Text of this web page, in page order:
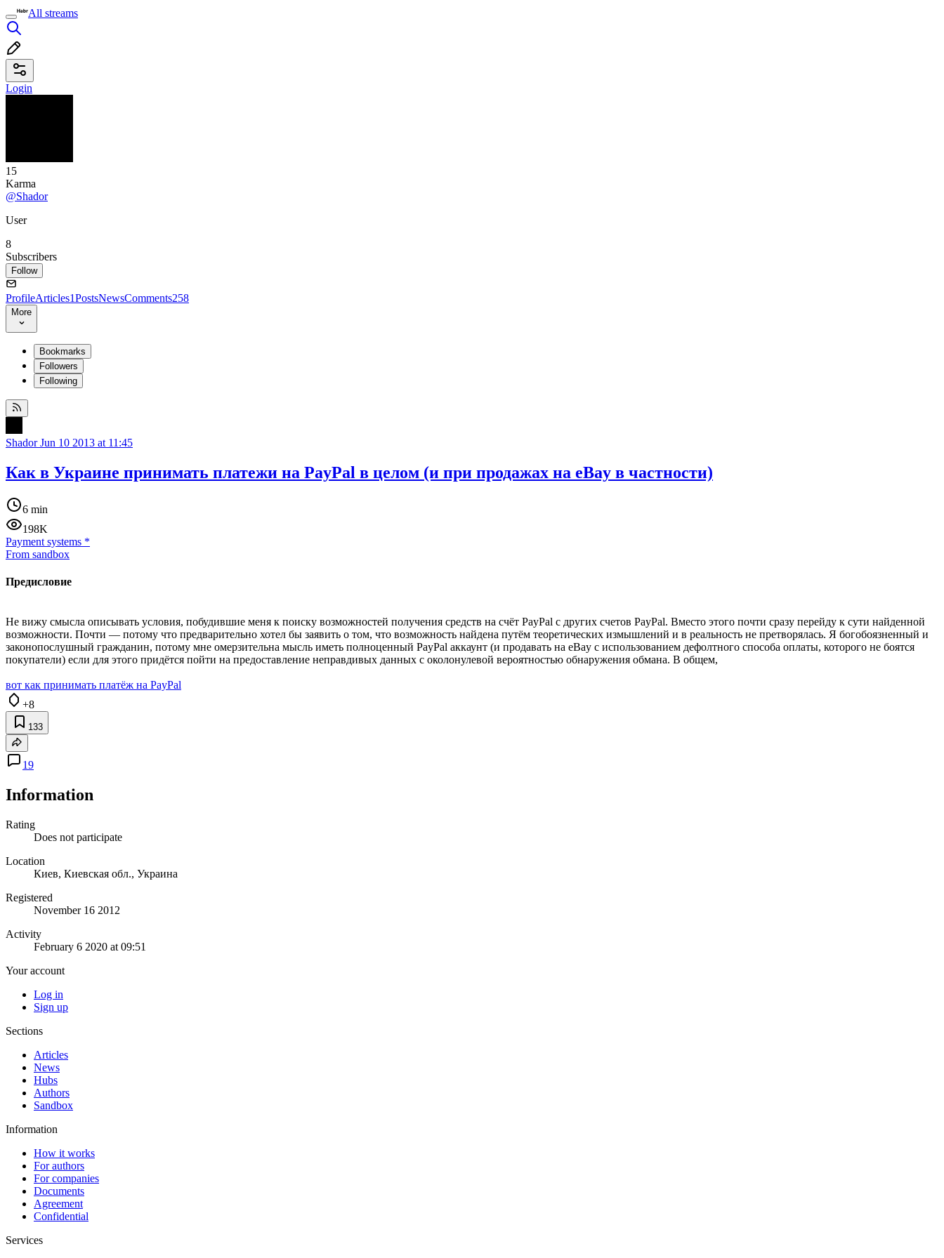
All streams
Login
15
Karma
@Shador
User
8
Subscribers
Follow
ProfileArticles1PostsNewsComments258
More
Bookmarks
Followers
Following
ShadorJun 10 2013 at 11:45
Как в Украине принимать платежи на PayPal в целом (и при продажах на eBay в частности)
6 min
198K
Payment systems *
From sandbox
Предисловие
Не вижу смысла описывать условия, побудившие меня к поиску возможностей получения средств на счёт PayPal с других счетов PayPal. Вместо этого почти сразу перейду к сути найденной
возможности. Почти — потому что предварительно хотел бы заявить о том, что возможность найдена путём теоретических измышлений и в реальность не претворялась. Я богобоязненный и
законопослушный гражданин, потому мне омерзительна мысль иметь полноценный PayPal аккаунт (и продавать на eBay с использованием дефолтного способа оплаты, которого не боятся
покупатели) если для этого придётся пойти на предоставление неправдивых данных с околонулевой вероятностью обнаружения обмана. В общем,
вот как принимать платёж на PayPal
+8
133
19
Information
Rating
Does not participate
Location
Киев, Киевская обл., Украина
Registered
November 16 2012
Activity
February 6 2020 at 09:51
Your account
Log in
Sign up
Sections
Articles
News
Hubs
Authors
Sandbox
Information
How it works
For authors
For companies
Documents
Agreement
Confidential
Services